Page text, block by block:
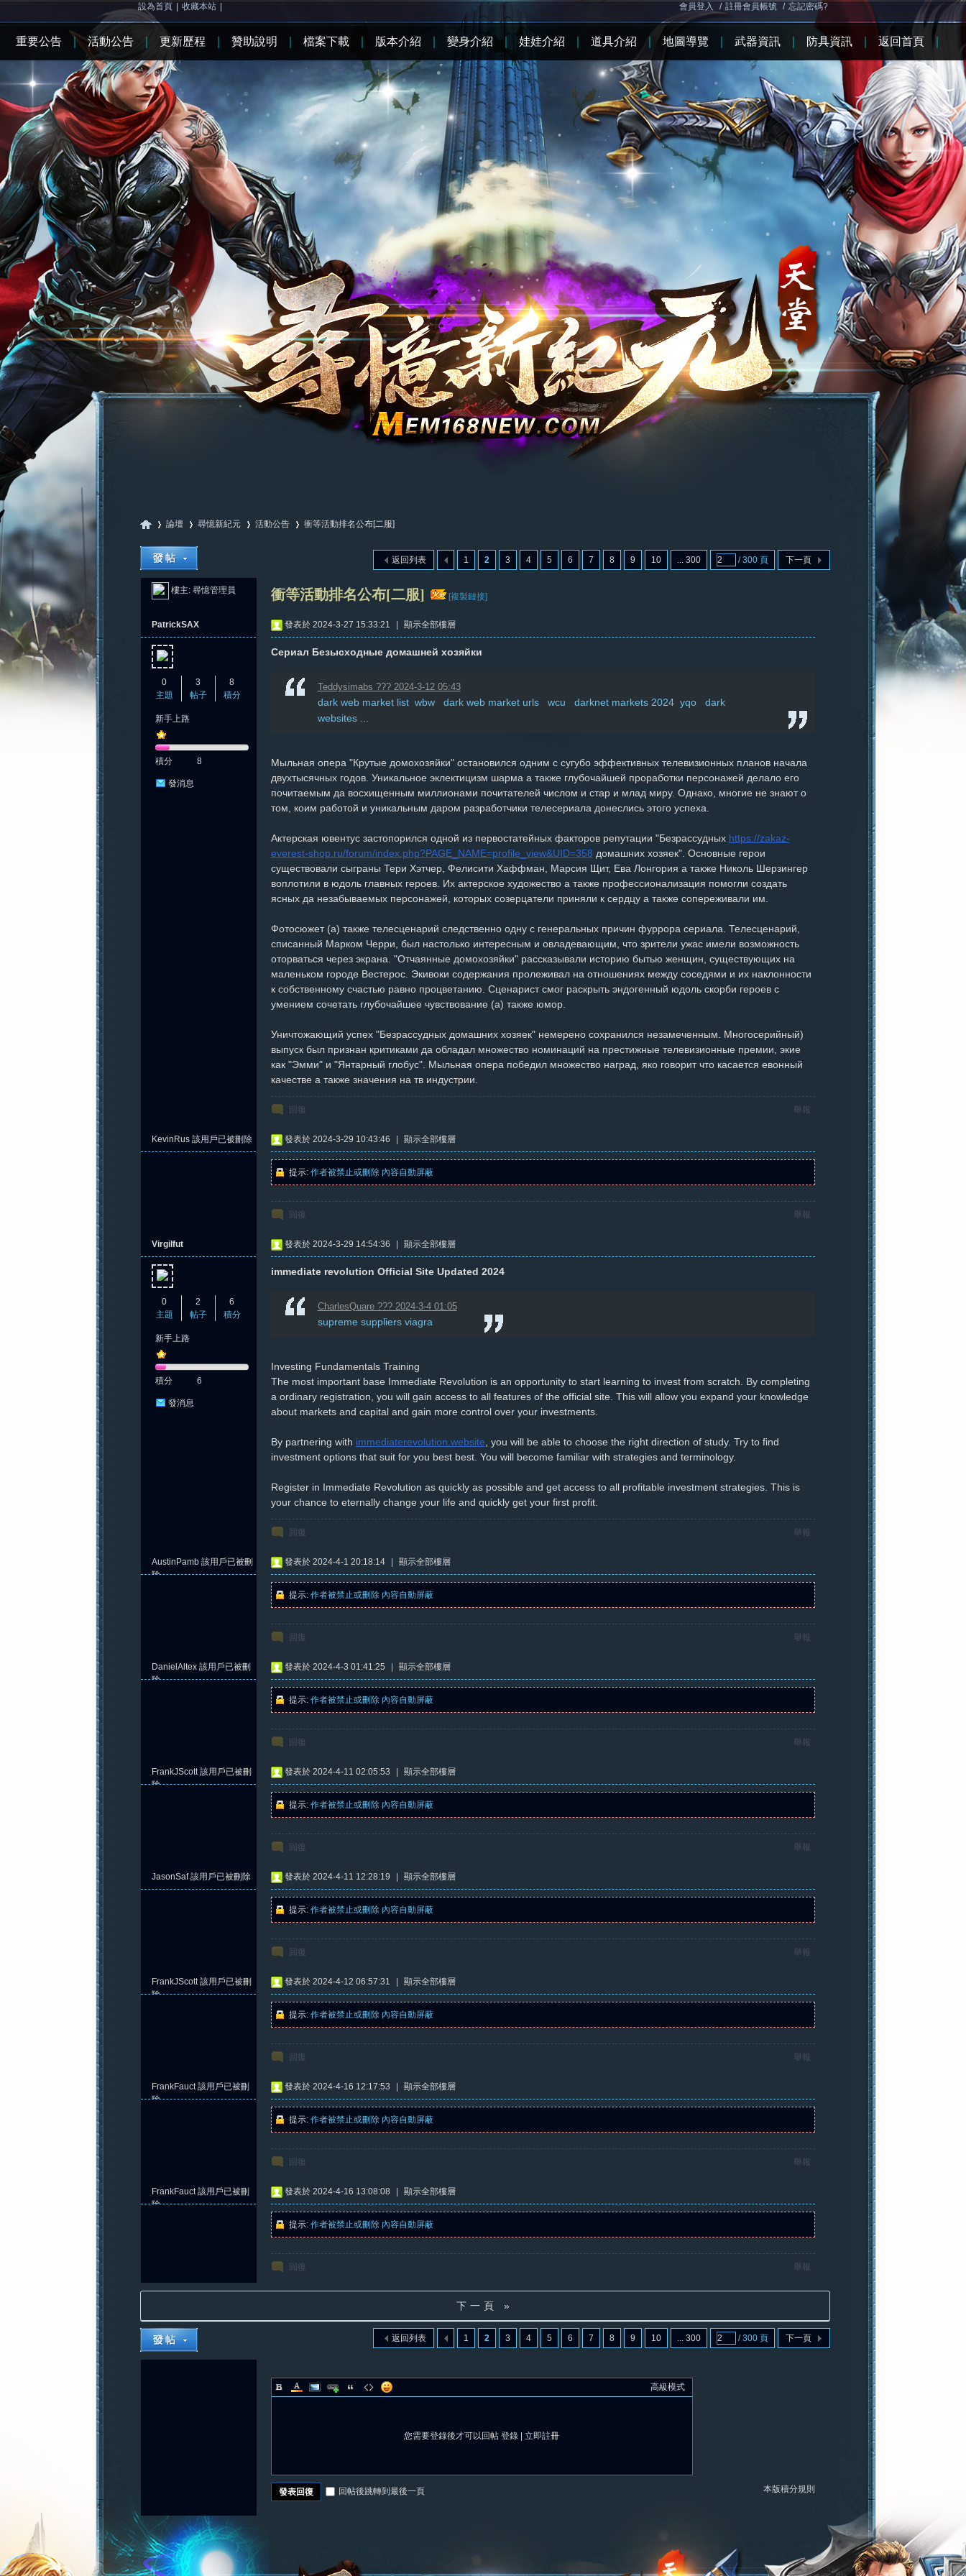
設為首頁 收藏本站 會員登入 / 註冊會員帳號 / 忘記密碼?
»
論壇
›
尋憶新紀元 活動公告
›
衝等活動排名公布[二服]
1 2 3 4 5 6 7 8 9 10 ... 300 / 300 頁 下一頁
返回列表
樓主: 尋憶管理員 衝等活動排名公布[二服] [複製鏈接]
PatrickSAX
0
主題
3
帖子
8
積分
新手上路
積分 8
發消息
發表於 2024-3-27 15:33:21 顯示全部樓層
Сериал Безысходные домашней хозяйки
Teddysimabs ??? 2024-3-12 05:43
dark web market list wbw dark web market urls wcu darknet markets 2024 yqo dark
websites ...
Мыльная опера "Крутые домохозяйки" остановился одним с сугубо эффективных телевизионных планов начала
двухтысячных годов. Уникальное эклектицизм шарма а также глубочайшей проработки персонажей делало его
почитаемым да восхищенным миллионами почитателей числом и стар и млад миру. Однако, многие не знают о
том, коим работой и уникальным даром разработчики телесериала донеслись этого успеха.
Актерская ювентус застопорился одной из первостатейных факторов репутации "Безрассудных https://zakaz-
everest-shop.ru/forum/index.php?PAGE_NAME=profile_view&UID=358 домашних хозяек". Основные герои
существовали сыграны Тери Хэтчер, Фелисити Хаффман, Марсия Щит, Ева Лонгория а также Николь Шерзингер
воплотили в юдоль главных героев. Их актерское художество а также профессионализация помогли создать
ясных да незабываемых персонажей, которых созерцатели приняли к сердцу а также сопереживали им.
Фотосюжет (а) также телесценарий следственно одну с генеральных причин фуррора сериала. Телесценарий,
списанный Марком Черри, был настолько интересным и овладевающим, что зрители ужас имели возможность
оторваться через экрана. "Отчаянные домохозяйки" рассказывали историю бытью женщин, существующих на
маленьком городе Вестерос. Экивоки содержания пролеживал на отношениях между соседями и их наклонности
к собственному счастью равно процветанию. Сценарист смог раскрыть эндогенный юдоль скорби героев с
умением сочетать глубочайшее чувствование (а) также юмор.
Уничтожающий успех "Безрассудных домашних хозяек" немерено сохранился незамеченным. Многосерийный)
выпуск был признан критиками да обладал множество номинаций на престижные телевизионные премии, экие
как "Эмми" и "Янтарный глобус". Мыльная опера победил множество наград, яко говорит что касается евонный
качестве а также значения на тв индустрии.
回復 舉報
KevinRus 該用戶已被刪除 發表於 2024-3-29 10:43:46 顯示全部樓層
提示: 作者被禁止或刪除 內容自動屏蔽
回復 舉報
Virgilfut
0
主題
2
帖子
6
積分
新手上路
積分 6
發消息
發表於 2024-3-29 14:54:36 顯示全部樓層
immediate revolution Official Site Updated 2024
CharlesQuare ??? 2024-3-4 01:05
supreme suppliers viagra
Investing Fundamentals Training
The most important base Immediate Revolution is an opportunity to start learning to invest from scratch. By completing
a ordinary registration, you will gain access to all features of the official site. This will allow you expand your knowledge
about markets and capital and gain more control over your investments.
By partnering with immediaterevolution.website , you will be able to choose the right direction of study. Try to find
investment options that suit for you best best. You will become familiar with strategies and terminology.
Register in Immediate Revolution as quickly as possible and get access to all profitable investment strategies. This is
your chance to eternally change your life and quickly get your first profit.
回復 舉報
AustinPamb 該用戶已被刪
除
發表於 2024-4-1 20:18:14 顯示全部樓層
提示: 作者被禁止或刪除 內容自動屏蔽
回復 舉報
DanielAltex 該用戶已被刪
除
發表於 2024-4-3 01:41:25 顯示全部樓層
提示: 作者被禁止或刪除 內容自動屏蔽
回復 舉報
FrankJScott該用戶已被刪
除
發表於 2024-4-11 02:05:53 顯示全部樓層
提示: 作者被禁止或刪除 內容自動屏蔽
回復 舉報
JasonSaf該用戶已被刪除 發表於 2024-4-11 12:28:19 顯示全部樓層
提示: 作者被禁止或刪除 內容自動屏蔽
回復 舉報
FrankJScott該用戶已被刪
除
發表於 2024-4-12 06:57:31 顯示全部樓層
提示: 作者被禁止或刪除 內容自動屏蔽
回復 舉報
FrankFauct該用戶已被刪
除
發表於 2024-4-16 12:17:53 顯示全部樓層
提示: 作者被禁止或刪除 內容自動屏蔽
回復 舉報
FrankFauct該用戶已被刪
除
發表於 2024-4-16 13:08:08 顯示全部樓層
提示: 作者被禁止或刪除 內容自動屏蔽
回復 舉報
下一頁 »
1 2 3 4 5 6 7 8 9 10 ... 300 / 300 頁 下一頁
返回列表
高級模式
您需要登錄後才可以回帖 登錄 立即註冊
本版積分規則
發表回復 回帖後跳轉到最後一頁